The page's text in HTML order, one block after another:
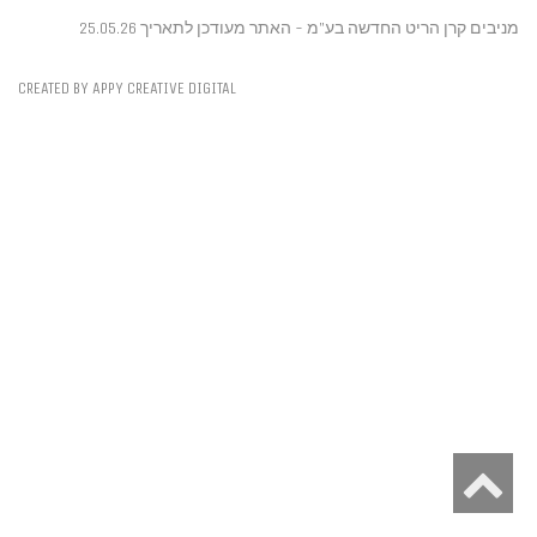
מניבים קרן הריט החדשה בע"מ - האתר מעודכן לתאריך 25.05.26
CREATED BY APPY CREATIVE DIGITAL
לראש